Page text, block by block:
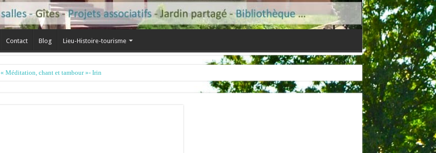
Contact Blog Lieu-Histoire-tourisme